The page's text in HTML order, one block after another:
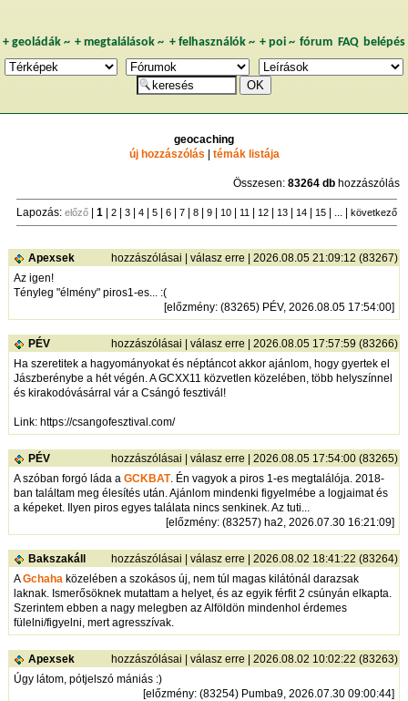
+ geoládák~ +megtalálások ~ + felhasználók~ + poi~ fórum FAQ belépés
geocaching
új hozzászólás | témák listája
Összesen:83264 db hozzászólás
Lapozás:előző |1 | 2 | 3 | 4 | 5 | 6 | 7 | 8 | 9 | 10 | 11 | 12 | 13 | 14 | 15 | ... |következő
Apexsek hozzászólásai |válasz erre | 2026.08.05 21:09:12 (83267)
Az igen!
Tényleg "élmény" piros1-es... :(
[előzmény: (83265) PÉV, 2026.08.05 17:54:00]
PÉV hozzászólásai |válasz erre | 2026.08.05 17:57:59 (83266)
Ha szeretitek a hagyományokat és néptáncot akkor ajánlom, hogy gyertek el
Jászberénybe a hét végén. A GCXX11 közvetlen közelében, több helyszínnel
és kirakodóvásárral vár a Csángó fesztivál!
Link:https://csangofesztival.com/
PÉV hozzászólásai |válasz erre | 2026.08.05 17:54:00 (83265)
A szóban forgó láda aGCKBAT. Én vagyok a piros 1-es megtalálója. 2018-
ban találtam meg élesítés után. Ajánlom mindenki figyelmébe a logjaimat és
a képeket. Ilyen piros egyes találata nincs senkinek. Az tuti...
[előzmény: (83257) ha2, 2026.07.30 16:21:09]
Bakszakáll hozzászólásai |válasz erre | 2026.08.02 18:41:22 (83264)
AGchaha közelében a szokásos új, nem túl magas kilátónál darazsak
laknak. Ismerősöknek mutattam a helyet, és az egyik férfit 2 csúnyán elkapta.
Szerintem ebben a nagy melegben az Alföldön mindenhol érdemes
fülelni/figyelni, mert agresszívak.
Apexsek hozzászólásai |válasz erre | 2026.08.02 10:02:22 (83263)
Úgy látom, pótjelszó mániás :)
[előzmény: (83254) Pumba9, 2026.07.30 09:00:44]